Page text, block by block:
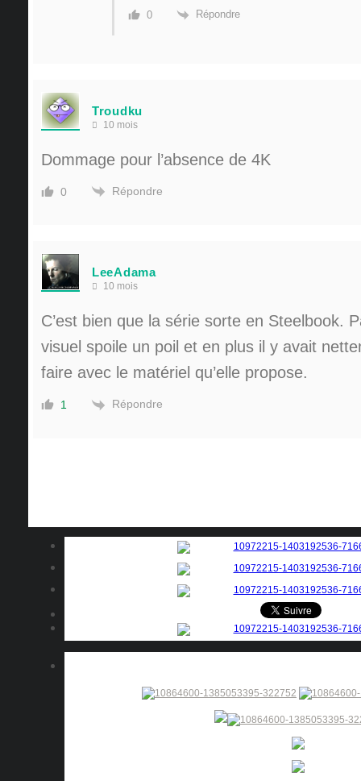
0 Répondre
Troudku
10 mois
Dommage pour l’absence de 4K
0 Répondre
LeeAdama
10 mois
C’est bien que la série sorte en Steelbook.
visuel spoile un poil et en plus il y avait
faire avec le matériel qu’elle propose.
1 Répondre